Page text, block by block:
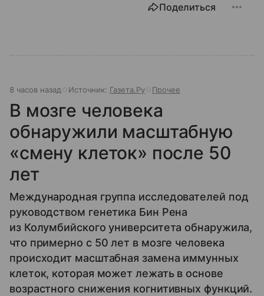
Поделиться
8 часов назад Источник: Газета.Ру Прочее
В мозге человека
обнаружили масштабную
«смену клеток» после 50
лет
Международная группа исследователей под
руководством генетика Бин Рена
из Колумбийского университета обнаружила,
что примерно с 50 лет в мозге человека
происходит масштабная замена иммунных
клеток, которая может лежать в основе
возрастного снижения когнитивных функций.